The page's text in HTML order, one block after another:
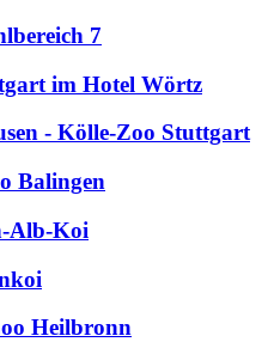
7
im Hotel Wörtz
- Kölle-Zoo Stuttgart
Balingen
Alb-Koi
Heilbronn